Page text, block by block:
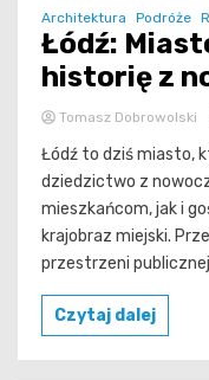
Architektura Podróże
Łódź:
historię z
Tomasz Dobrowolski
Łódź to dziś miasto,
dziedzictwo z
mieszkańcom, jak i
krajobraz miejski.
przestrzeni
Czytaj dalej